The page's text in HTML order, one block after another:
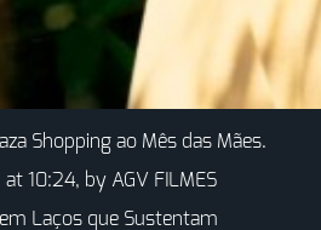
Shopping ao Mês das Mães.
10:24, by AGV FILMES
em Laços que Sustentam